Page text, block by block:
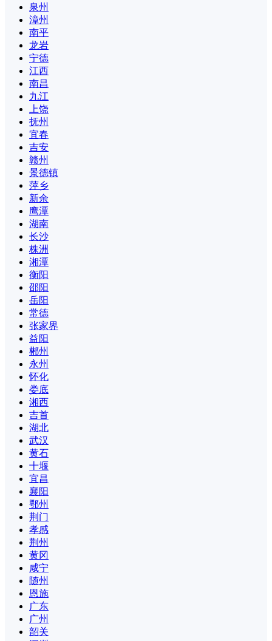
泉州
漳州
南平
龙岩
宁德
江西
南昌
九江
上饶
抚州
宜春
吉安
赣州
景德镇
萍乡
新余
鹰潭
湖南
长沙
株洲
湘潭
衡阳
邵阳
岳阳
常德
张家界
益阳
郴州
永州
怀化
娄底
湘西
吉首
湖北
武汉
黄石
十堰
宜昌
襄阳
鄂州
荆门
孝感
荆州
黄冈
咸宁
随州
恩施
广东
广州
韶关